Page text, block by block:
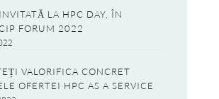
LA HPC DAY, ÎN
FORUM 2022
VALORIFICA CONCRET
OFERTEI HPC AS A SERVICE